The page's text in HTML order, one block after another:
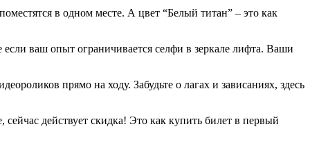
в одном месте. А цвет “Белый титан” – это как
ваш опыт ограничивается селфи в зеркале лифта. Ваши
прямо на ходу. Забудьте о лагах и зависаниях, здесь
действует скидка! Это как купить билет в первый